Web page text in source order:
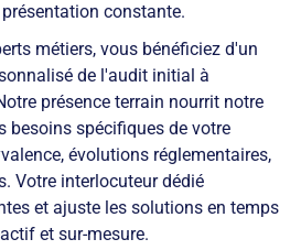
constante.
métiers, vous bénéficiez d'un
de l'audit initial à
présence terrain nourrit notre
besoins spécifiques de votre
évolutions réglementaires,
Votre interlocuteur dédié
et ajuste les solutions en temps
et sur-mesure.